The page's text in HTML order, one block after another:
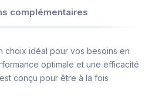
complémentaires
choix idéal pour vos besoins en
optimale et une efficacité
conçu pour être à la fois